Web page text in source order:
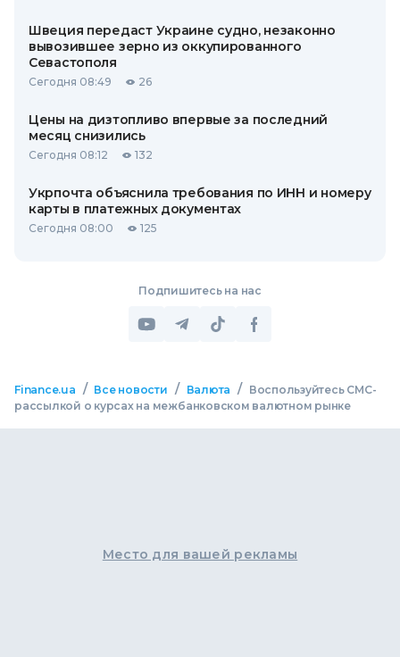
Швеция передаст Украине судно, незаконно
вывозившее зерно из оккупированного
Севастополя
Сегодня 08:49 26
Цены на дизтопливо впервые за последний
месяц снизились
Сегодня 08:12 132
Укрпочта объяснила требования по ИНН и номеру
карты в платежных документах
Сегодня 08:00 125
Подпишитесь на нас
Finance.ua / Все новости / Валюта /
Воспользуйтесь СМС-
рассылкой о курсах на межбанковском валютном рынке
Место для вашей рекламы